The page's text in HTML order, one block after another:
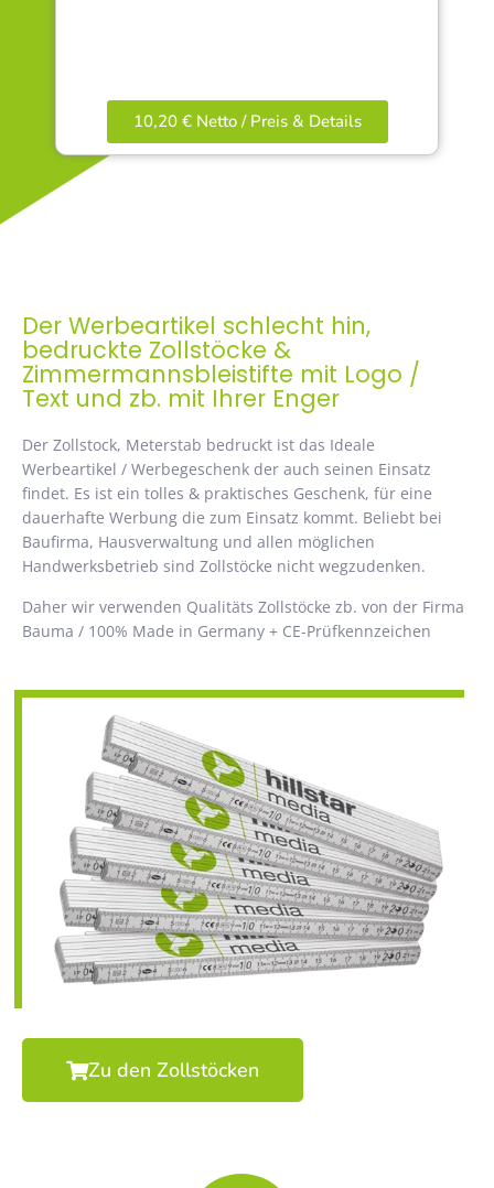
10,20 € Netto / Preis & Details
Der Werbeartikel schlecht hin,
bedruckte Zollstöcke &
Zimmermannsbleistifte mit Logo /
Text und zb. mit Ihrer Enger
Der Zollstock, Meterstab bedruckt ist das Ideale
Werbeartikel / Werbegeschenk der auch seinen Einsatz
findet. Es ist ein tolles & praktisches Geschenk, für eine
dauerhafte Werbung die zum Einsatz kommt. Beliebt bei
Baufirma, Hausverwaltung und allen möglichen
Handwerksbetrieb sind Zollstöcke nicht wegzudenken.
Daher wir verwenden Qualitäts Zollstöcke zb. von der Firma
Bauma / 100% Made in Germany + CE-Prüfkennzeichen
Zu den Zollstöcken